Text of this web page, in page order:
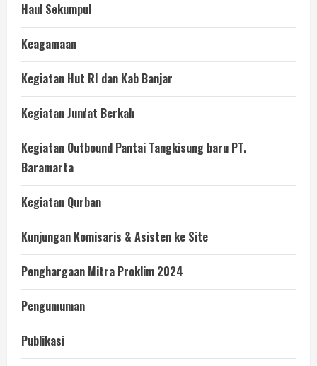
Haul Sekumpul
Keagamaan
Kegiatan Hut RI dan Kab Banjar
Kegiatan Jum'at Berkah
Kegiatan Outbound Pantai Tangkisung baru PT.
Baramarta
Kegiatan Qurban
Kunjungan Komisaris & Asisten ke Site
Penghargaan Mitra Proklim 2024
Pengumuman
Publikasi